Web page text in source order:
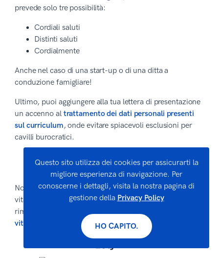
prevede solo tre possibilità:
Cordiali saluti
Distinti saluti
Cordialmente
Anche nel caso di una start-up o di una ditta a
conduzione famigliare!
Ultimo, puoi aggiungere alla tua lettera di presentazione
un accenno al trattamento dei dati personali presenti
sul curriculum, onde evitare spiacevoli esclusioni per
cavilli burocratici.
Non esiste lettera di presentazione senza curriculum
vitae, ma grazie al builder diCV onlinedi Zety puoi
rimediare facilmente! Scegli ilmodello curriculum
vitae
su misura per te!
Questo sito utilizza dei cookies per assicurarti la
migliore esperienza di navigazione. Per
conoscerne i dettagli, visita la nostra pagina di
gestione della Privacy Policy
HO CAPITO.